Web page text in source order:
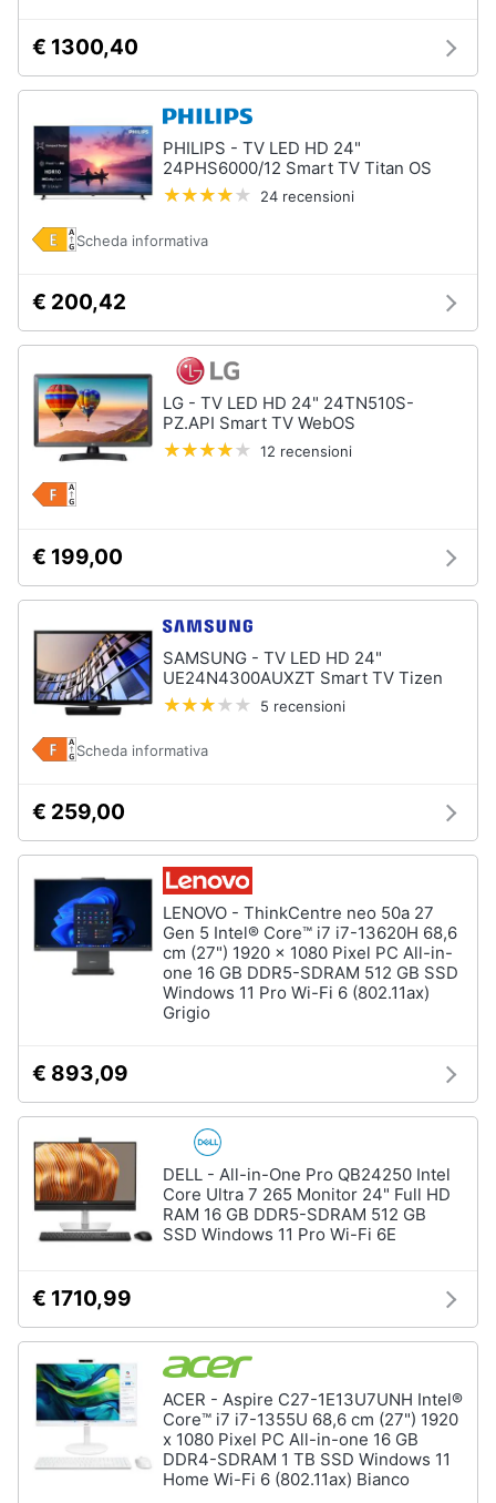
€ 1300,40
PHILIPS - TV LED HD 24"
24PHS6000/12 Smart TV Titan OS
24 recensioni
Scheda informativa
€ 200,42
LG - TV LED HD 24" 24TN510S-
PZ.API Smart TV WebOS
12 recensioni
€ 199,00
SAMSUNG - TV LED HD 24"
UE24N4300AUXZT Smart TV Tizen
5 recensioni
Scheda informativa
€ 259,00
LENOVO - ThinkCentre neo 50a 27
Gen 5 Intel® Core™ i7 i7-13620H 68,6
cm (27") 1920 x 1080 Pixel PC All-in-
one 16 GB DDR5-SDRAM 512 GB SSD
Windows 11 Pro Wi-Fi 6 (802.11ax)
Grigio
€ 893,09
DELL - All-in-One Pro QB24250 Intel
Core Ultra 7 265 Monitor 24" Full HD
RAM 16 GB DDR5-SDRAM 512 GB
SSD Windows 11 Pro Wi-Fi 6E
€ 1710,99
ACER - Aspire C27-1E13U7UNH Intel®
Core™ i7 i7-1355U 68,6 cm (27") 1920
x 1080 Pixel PC All-in-one 16 GB
DDR4-SDRAM 1 TB SSD Windows 11
Home Wi-Fi 6 (802.11ax) Bianco